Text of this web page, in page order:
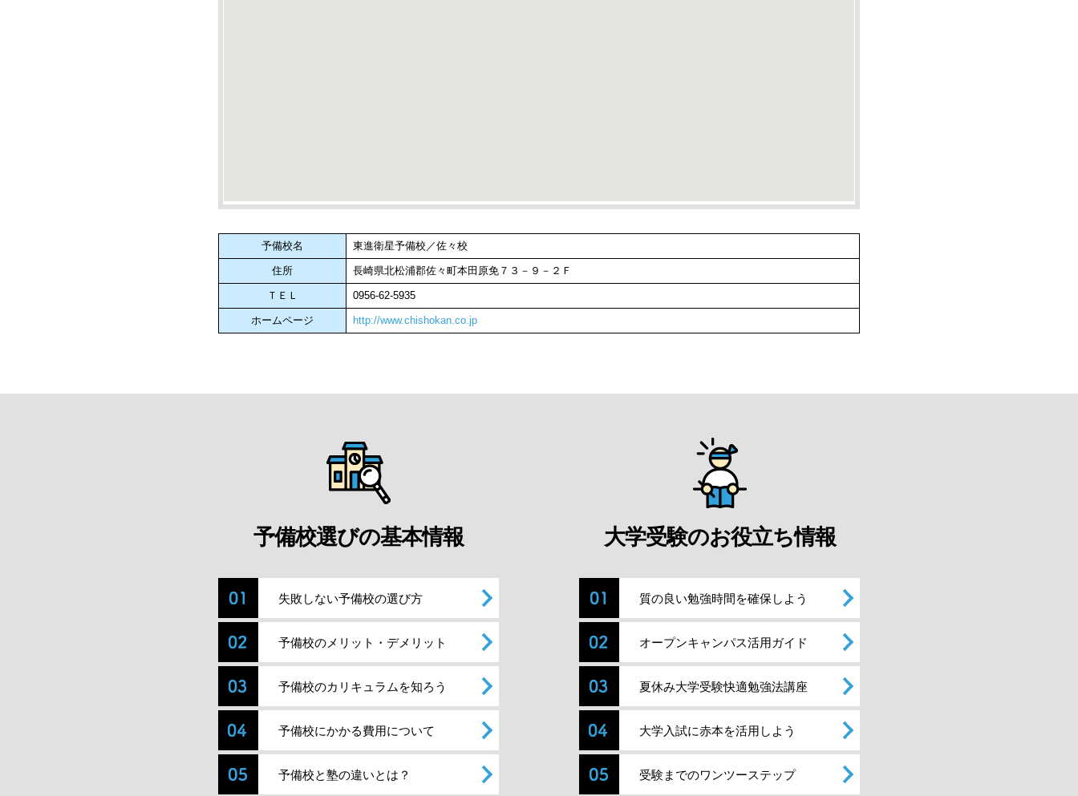
予備校名 東進衛星予備校／佐々校
住所 長崎県北松浦郡佐々町本田原免７３－９－２Ｆ
ＴＥＬ 0956-62-5935
ホームページ http://www.chishokan.co.jp
予備校選びの基本情報
失敗しない予備校の選び方
予備校のメリット・デメリット
予備校のカリキュラムを知ろう
予備校にかかる費用について
予備校と塾の違いとは？
大学受験のお役立ち情報
質の良い勉強時間を確保しよう
オープンキャンパス活用ガイド
夏休み大学受験快適勉強法講座
大学入試に赤本を活用しよう
受験までのワンツーステップ